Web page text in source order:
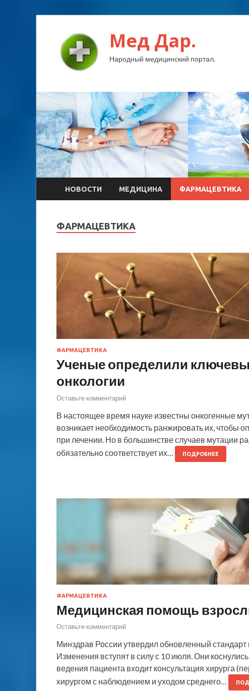
Мед Дар.
Народный медицинский портал.
НОВОСТИ МЕДИЦИНА ФАРМАЦЕВТИКА
ФАРМАЦЕВТИКА
ФАРМАЦЕВТИКА
Ученые определили
онкологии
Оставьте комментарий
В настоящее время науке известны онкогенные
возникает необходимость ранжировать их, чтобы
при лечении. Но в большинстве случаев мутации
обязательно соответствует их…
ПОДРОБНЕЕ
ФАРМАЦЕВТИКА
Медицинская помощь
Оставьте комментарий
Минздрав России утвердил обновленный
Изменения вступят в силу с 10 июля. Они
ведения пациента входит консультация хирурга
хирургом с наблюдением и уходом среднего…